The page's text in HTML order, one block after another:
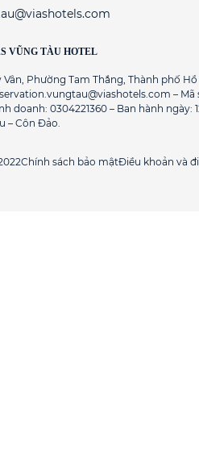
VŨNG TÀU HOTEL
Phường Tam Thắng, Thành phố
–
doanh: 0304221360 – Ban hành ngày:
– Côn Đảo.
Chính sách bảo mậtĐiều khoản và